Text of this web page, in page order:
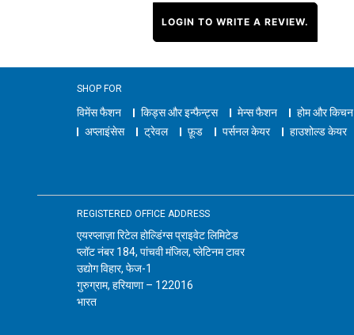
LOGIN TO WRITE A REVIEW.
SHOP FOR
विमेंस फैशन किड्स और इन्फैन्ट्स मेन्स फैशन
होम और किचन
अप्लाइंसेस
ट्रेवल फ़ूड पर्सनल केयर हाउशोल्ड केयर
REGISTERED OFFICE ADDRESS
एयरप्लाज़ा रिटेल होल्डिंग्स प्राइवेट लिमिटेड
प्लॉट नंबर 184, पांचवी मंजिल, प्लेटिनम टावर
उद्योग विहार, फेज-1
गुरुग्राम, हरियाणा – 122016
भारत